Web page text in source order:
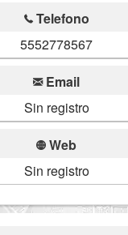
Telefono
5552778567
Email
Sin registro
Web
Sin registro